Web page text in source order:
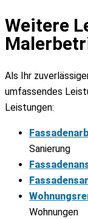
Weitere
Als Ihr
umfassendes
Leistungen:
Sanierung
Wohnungen